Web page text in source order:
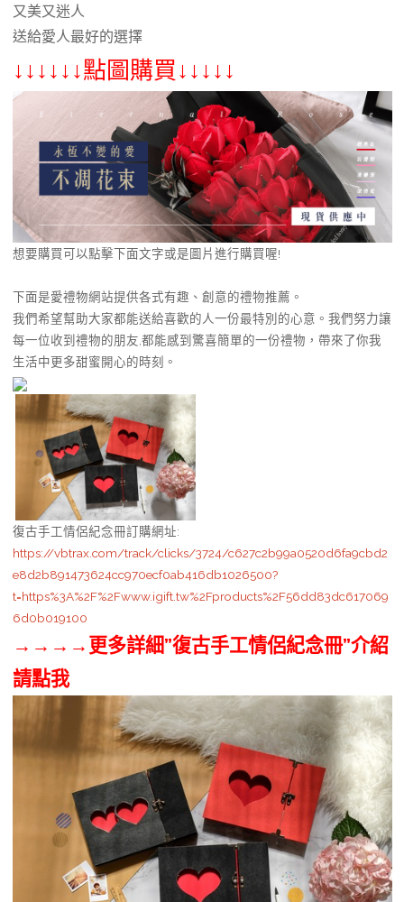
又美又迷人
送給愛人最好的選擇
↓↓↓↓↓↓點圖購買↓↓↓↓↓
想要購買可以點擊下面文字或是圖片進行購買喔!
下面是愛禮物網站提供各式有趣、創意的禮物推薦。
我們希望幫助大家都能送給喜歡的人一份最特別的心意。我們努力讓
每一位收到禮物的朋友,都能感到驚喜簡單的一份禮物，帶來了你我
生活中更多甜蜜開心的時刻。
復古手工情侶紀念冊訂購網址:
https://vbtrax.com/track/clicks/3724/c627c2b99a0520d6fa9cbd2
e8d2b891473624cc970ecf0ab416db1026500?
t=https%3A%2F%2Fwww.igift.tw%2Fproducts%2F56dd83dc617069
6d0b019100
→→→→更多詳細”復古手工情侶紀念冊”介紹
請點我